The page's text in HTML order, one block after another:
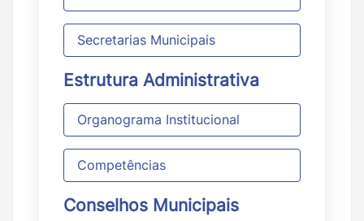
Secretarias Municipais
Estrutura Administrativa
Organograma Institucional
Competências
Conselhos Municipais